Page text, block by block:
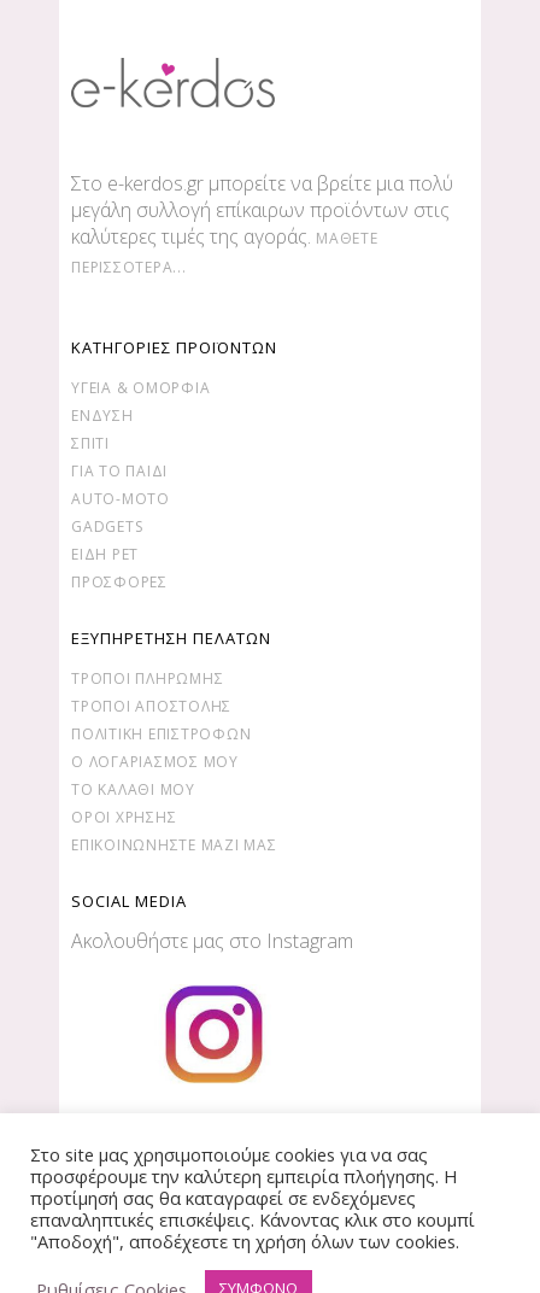
Στο e-kerdos.gr μπορείτε να βρείτε μια πολύ
μεγάλη συλλογή επίκαιρων προϊόντων στις
καλύτερες τιμές της αγοράς. ΜΆΘΕΤΕ
ΠΕΡΙΣΣΌΤΕΡΑ...
ΚΑΤΗΓΟΡΙΕΣ ΠΡΟΪΟΝΤΩΝ
ΥΓΕΊΑ & ΟΜΟΡΦΙΆ
ΕΝΔΥΣΗ
ΣΠΙΤΙ
ΓΙΑ ΤΟ ΠΑΙΔΙ
AUTO-MOTO
GADGETS
ΕΙΔΗ PET
ΠΡΟΣΦΟΡΕΣ
ΕΞΥΠΗΡΕΤΗΣΗ ΠΕΛΑΤΩΝ
ΤΡΌΠΟΙ ΠΛΗΡΩΜΉΣ
ΤΡΌΠΟΙ ΑΠΟΣΤΟΛΉΣ
ΠΟΛΙΤΙΚΉ ΕΠΙΣΤΡΟΦΏΝ
Ο ΛΟΓΑΡΙΑΣΜΌΣ ΜΟΥ
ΤΟ ΚΑΛΆΘΙ ΜΟΥ
ΌΡΟΙ ΧΡΉΣΗΣ
ΕΠΙΚΟΙΝΩΝΉΣΤΕ ΜΑΖΊ ΜΑΣ
SOCIAL MEDIA
Ακολουθήστε μας στο Instagram
Copyright © 2018-2020| e-Kerdos.gr |created by
wisebit|όροι χρήσης–πολιτική απορρήτου
Στο site μας χρησιμοποιούμε cookies για να σας
προσφέρουμε την καλύτερη εμπειρία πλοήγησης. Η
προτίμησή σας θα καταγραφεί σε ενδεχόμενες
επαναληπτικές επισκέψεις. Κάνοντας κλικ στο κουμπί
"Αποδοχή", αποδέχεστε τη χρήση όλων των cookies.
ΣΥΜΦΩΝΩ